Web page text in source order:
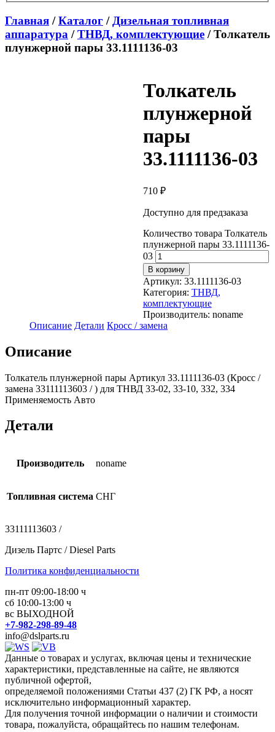
Главная /Каталог / Дизельная топливная
аппаратура /ТНВД, комплектующие / Толкатель
плунжерной пары 33.1111136-03
Толкатель
плунжерной
пары
33.1111136-03
710 ₽
Доступно для предзаказа
Количество товара Толкатель
плунжерной пары 33.1111136-
03
В корзину
Артикул: 33.1111136-03
Категория: ТНВД,
комплектующие
Производитель: noname
Описание Детали Кросс / замена
Описание
Толкатель плунжерной пары Артикул 33.1111136-03 (Кросс /
замена 33111113603 / ) для ТНВД 33-02, 33-10, 332, 334
Применяемость Авто
Детали
Производитель noname
Топливная система СНГ
33111113603 /
Дизель Партс / Diesel Parts
Политика конфиденциальности
пн-пт 09:00-18:00 ч
сб 10:00-13:00 ч
вс ВЫХОДНОЙ
+7-982-298-89-48
info@dslparts.ru
Данные о товарах и услугах, включая цены и технические
характеристики, представленные на сайте, не являются
публичной офертой,
определяемой положениями Статьи 437 (2) ГК РФ, а носят
исключительно информационный характер.
Для получения точной информации о наличии и стоимости
товара, пожалуйста, обращайтесь по нашим телефонам.